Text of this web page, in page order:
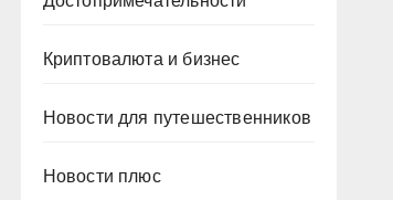
Криптовалюта и бизнес
Новости для путешественников
Новости плюс